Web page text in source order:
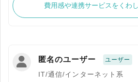
費用感や連携サービスをくわ
匿名のユーザー ユーザー
IT/通信/インターネット系